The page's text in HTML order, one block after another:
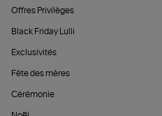
Offres Privilèges
Black Friday Lulli
Exclusivités
Fête des mères
Cérémonie